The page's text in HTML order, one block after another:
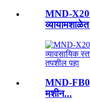
MND-
तपशील पहा
MND-
मशीन...